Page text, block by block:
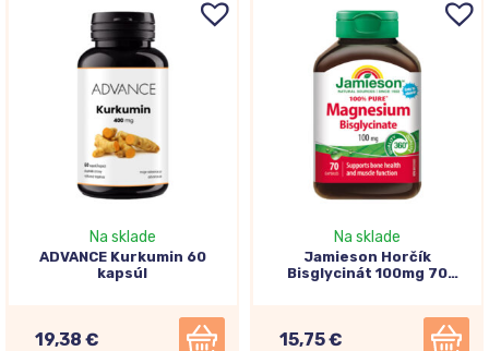
Na sklade
ADVANCE Kurkumin 60
kapsúl
19,38 €
Na sklade
Jamieson Horčík
Bisglycinát 100mg 70
15,75 €